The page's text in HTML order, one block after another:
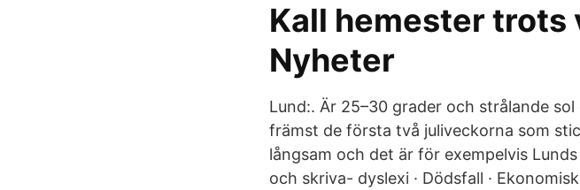
Kall hemester trots
Nyheter
Lund:. Är 25–30 grader och strålande
främst de första två juliveckorna som
långsam och det är för exempelvis
och skriva- dyslexi · Dödsfall ·